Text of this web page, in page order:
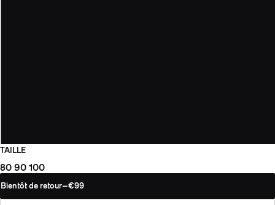
TAILLE
80 90 100
Bientôt de retour—€99